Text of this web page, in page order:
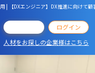
| 【DXエンジニア】DX推進に向けて
ログイン
人材をお探しの企業様はこちら